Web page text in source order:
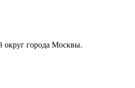
округ города Москвы.